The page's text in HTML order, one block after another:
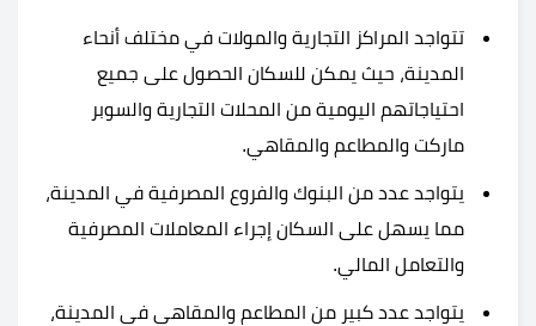
تتواجد المراكز التجارية والمولات في مختلف أنحاء
المدينة، حيث يمكن للسكان الحصول على جميع
احتياجاتهم اليومية من المحلات التجارية والسوبر
ماركت والمطاعم والمقاهي.
يتواجد عدد من البنوك والفروع المصرفية في المدينة،
مما يسهل على السكان إجراء المعاملات المصرفية
والتعامل المالي.
يتواجد عدد كبير من المطاعم والمقاهي في المدينة،